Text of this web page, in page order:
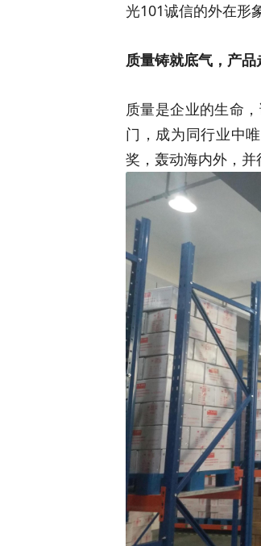
光101诚信的外在形
质量铸就底气，产品
质量是企业的生命
门，成为同行业中
奖，轰动海内外，并